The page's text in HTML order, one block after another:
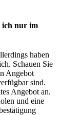
ich nur im
haben
Schauen Sie
Angebot
sind.
Angebot an.
und eine